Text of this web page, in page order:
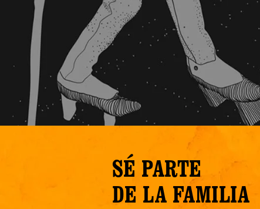
SÉ PARTE
DE LA FAMILIA